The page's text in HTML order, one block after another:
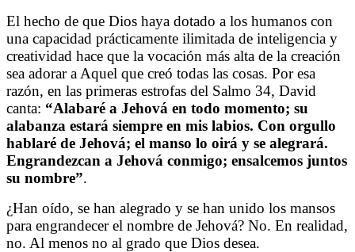
El hecho de que Dios haya dotado a los humanos con
una capacidad prácticamente ilimitada de inteligencia y
creatividad hace que la vocación más alta de la creación
sea adorar a Aquel que creó todas las cosas. Por esa
razón, en las primeras estrofas del Salmo 34, David
canta: “Alabaré a Jehová en todo momento; su
alabanza estará siempre en mis labios. Con orgullo
hablaré de Jehová; el manso lo oirá y se alegrará.
Engrandezcan a Jehová conmigo; ensalcemos juntos
su nombre”.
¿Han oído, se han alegrado y se han unido los mansos
para engrandecer el nombre de Jehová? No. En realidad,
no. Al menos no al grado que Dios desea.